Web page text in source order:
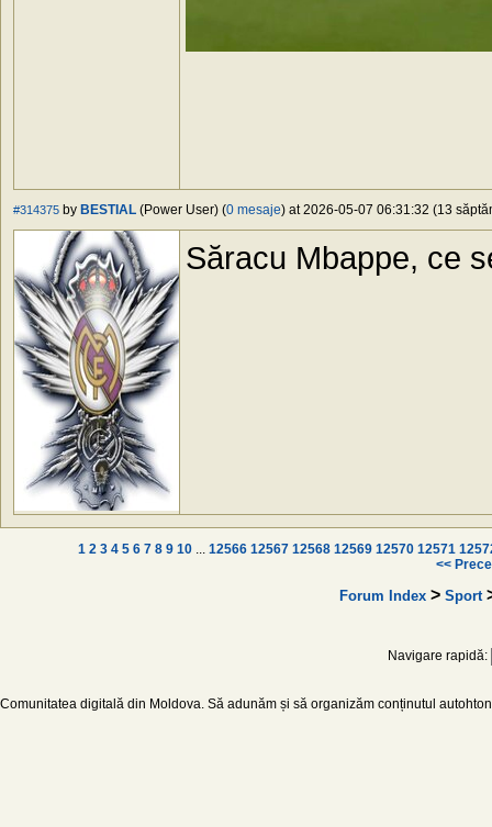
#314375 by BESTIAL (Power User) (0 mesaje) at 2026-05-07 06:31:32 (13
Săracu Mbappe, ce
1 2 3 4 5 6 7 8 9 10 ... 12566 12567 12568 12569 12570 12571
<<
Forum Index > Sport
Navigare rapidă:
Comunitatea digitală din Moldova. Să adunăm și să organizăm conținutul